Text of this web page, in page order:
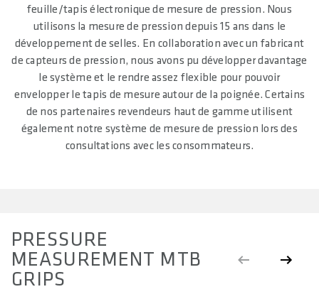
feuille/tapis électronique de mesure de pression. Nous
utilisons la mesure de pression depuis 15 ans dans le
développement de selles. En collaboration avec un fabricant
de capteurs de pression, nous avons pu développer davantage
le système et le rendre assez flexible pour pouvoir
envelopper le tapis de mesure autour de la poignée. Certains
de nos partenaires revendeurs haut de gamme utilisent
également notre système de mesure de pression lors des
consultations avec les consommateurs.
PRESSURE
MEASUREMENT MTB
GRIPS